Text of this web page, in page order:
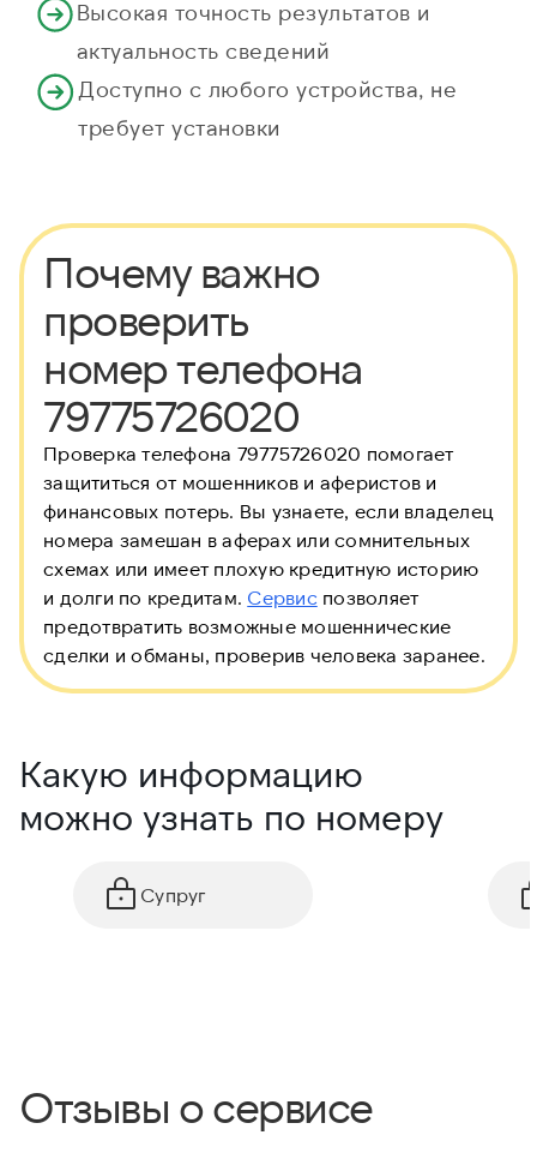
Высокая точность результатов и
актуальность сведений
Доступно с любого устройства, не
требует установки
Почему важно
проверить
номер телефона
79775726020
Проверка телефона 79775726020 помогает
защититься от мошенников и аферистов и
финансовых потерь. Вы узнаете, если владелец
номера замешан в аферах или сомнительных
схемах или имеет плохую кредитную историю
и долги по кредитам. Сервис позволяет
предотвратить возможные мошеннические
сделки и обманы, проверив человека заранее.
Какую информацию
можно узнать по номеру
Супруг
Отзывы о сервисе